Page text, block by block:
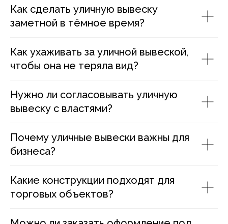
Как сделать уличную вывеску
заметной в тёмное время?
Как ухаживать за уличной вывеской,
чтобы она не теряла вид?
Нужно ли согласовывать уличную
вывеску с властями?
Почему уличные вывески важны для
бизнеса?
Какие конструкции подходят для
торговых объектов?